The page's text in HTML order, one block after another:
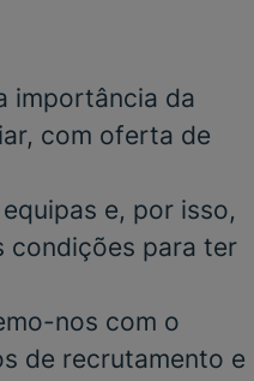
importância da
com oferta de
e, por isso,
condições para ter
nos com o
de recrutamento e